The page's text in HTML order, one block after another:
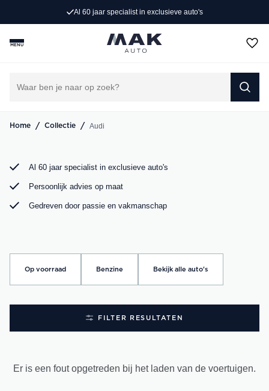
Al 60 jaar specialist in exclusieve auto's
MENU
Home / Collectie / Audi
Op zoek naar een exclusieve Audi occasion? Bij MAK
Auto vind je een zorgvuldig geselecteerd aanbod, van de
sportieve Audi A3 tot de krachtige Audi RS6. Bekijk ons
Al 60 jaar specialist in exclusieve auto's
Persoonlijk advies op maat
Gedreven door passie en vakmanschap
Op voorraad Benzine Bekijk alle auto's
FILTER RESULTATEN
Er is een fout opgetreden bij het laden van de voertuigen.